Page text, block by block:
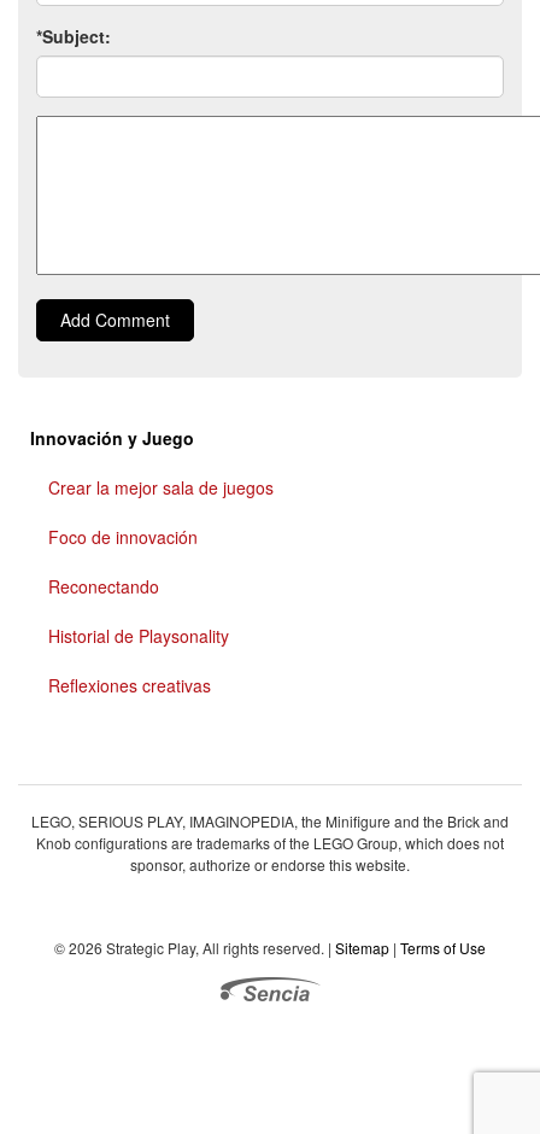
*Subject:
Add Comment
Innovación y Juego
Crear la mejor sala de juegos
Foco de innovación
Reconectando
Historial de Playsonality
Reflexiones creativas
LEGO, SERIOUS PLAY, IMAGINOPEDIA, the Minifigure and the Brick and
Knob configurations are trademarks of the LEGO Group, which does not
sponsor, authorize or endorse this website.
© 2026 Strategic Play, All rights reserved. | Sitemap | Terms of Use